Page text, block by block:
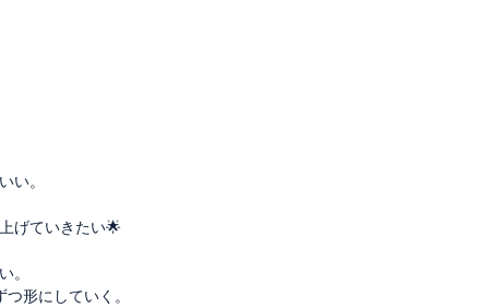
い。
げていきたい🌟
。
形にしていく。